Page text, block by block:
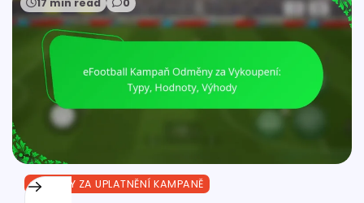
17 min read 0
ODMĚNY ZA UPLATNĚNÍ KAMPANĚ